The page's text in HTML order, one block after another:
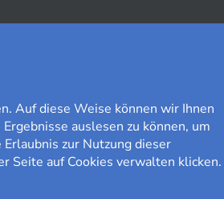
Kundomdöme på Prisjakt
Auf diese Weise können wir Ihnen
auslesen zu können, um
zur Nutzung dieser
Seite auf Cookies verwalten klicken.